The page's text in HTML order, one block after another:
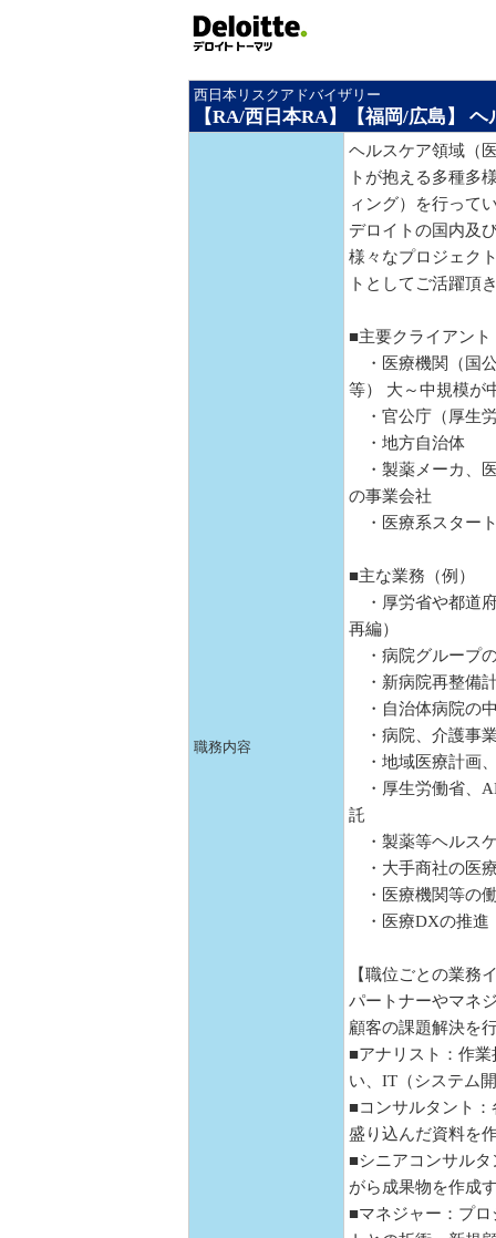
西日本リスクアドバイザリー
【RA/西日本RA】【福岡/広島】
職務内容
ヘルスケア領域（
トが抱える多種多
ィング）を行って
デロイトの国内及
様々なプロジェク
トとしてご活躍頂
■主要クライアント
・医療機関（国
等） 大～中規模が
・官公庁（厚生
・地方自治体
・製薬メーカ、
の事業会社
・医療系スター
■主な業務（例）
・厚労省や都道
再編）
・病院グループ
・新病院再整備
・自治体病院の
・病院、介護事
・地域医療計画
・厚生労働省、
託
・製薬等ヘルス
・大手商社の医
・医療機関等の
・医療DXの
【職位ごとの業務
パートナーやマネ
顧客の課題解決を
■アナリスト：作
い、IT（システム
■コンサルタント
盛り込んだ資料を
■シニアコンサル
がら成果物を作成
■マネジャー：プ